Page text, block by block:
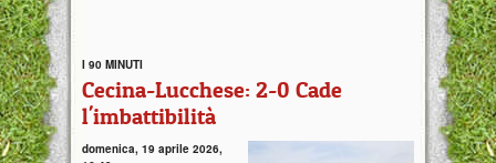
I 90 MINUTI
Cecina-Lucchese: 2-0 Cade
l'imbattibilità
domenica, 19 aprile 2026,